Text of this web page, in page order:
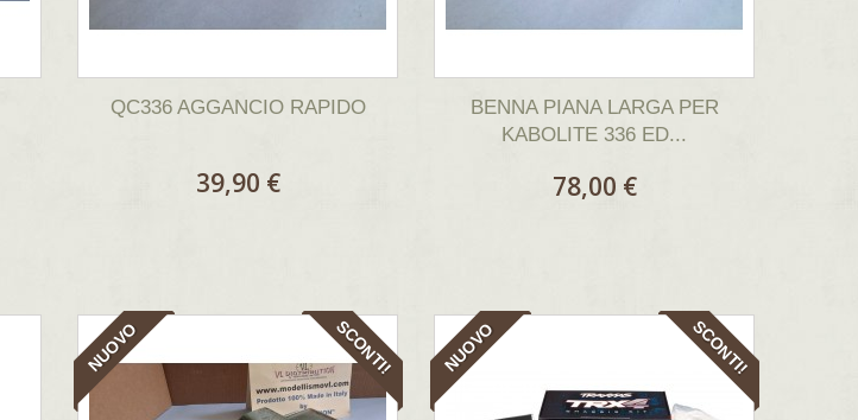
QC336 AGGANCIO RAPIDO
39,90 €
BENNA PIANA LARGA PER
KABOLITE 336 ED...
78,00 €
NUOVO SCONTI! NUOVO SCONTI!